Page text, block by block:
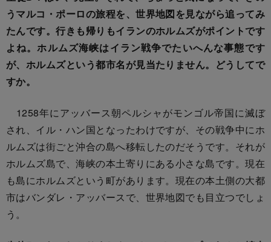
うマルコ・ポーロの旅程を、世界地図を見ながら追ってみ
たんです。行きも帰りもイランのホルムズがポイントです
よね。ホルムズ海峡はイラン戦争でたいへんな事態です
が、ホルムズという都市名が見当たりません。どうしてで
すか。
1258年にアッバース朝ペルシャがモンゴル帝国に滅ぼ
され、イル・ハン国となったわけですが、その戦争中にホ
ルムズは街ごと沖合の島へ移転したのだそうです。それが
ホルムズ島で、海峡の本土寄りにある小さな島です。現在
も島にホルムズという町があります。現在の本土側の大都
市はバンダレ・アッバースで、世界地図でも目立つでしょ
う。